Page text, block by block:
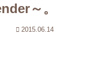
～。
2015.06.14